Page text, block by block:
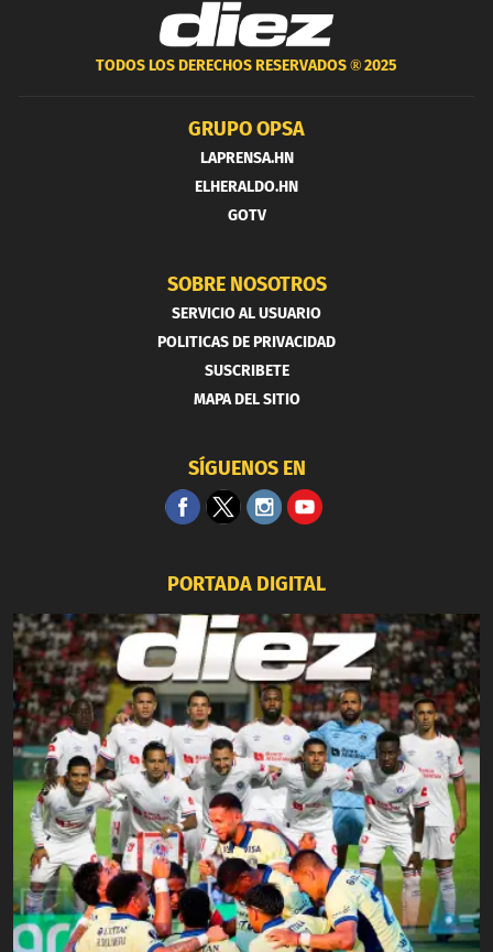
TODOS LOS DERECHOS RESERVADOS ®2025
GRUPO OPSA
LAPRENSA.HN
ELHERALDO.HN
GOTV
SOBRE NOSOTROS
SERVICIO AL USUARIO
POLITICAS DE PRIVACIDAD
SUSCRIBETE
MAPA DEL SITIO
SÍGUENOS EN
PORTADA DIGITAL